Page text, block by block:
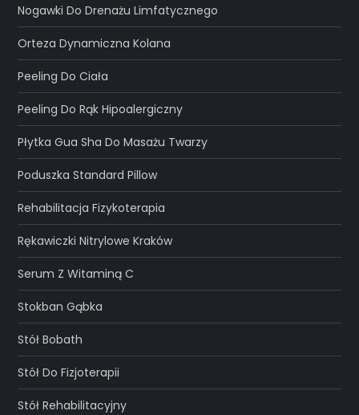
Nogawki Do Drenażu Limfatycznego
Orteza Dynamiczna Kolana
Peeling Do Ciała
Peeling Do Rąk Hipoalergiczny
Płytka Gua Sha Do Masażu Twarzy
Poduszka Standard Pillow
Rehabilitacja Fizykoterapia
Rękawiczki Nitrylowe Kraków
Serum Z Witaminą C
Stokban Gąbka
Stół Bobath
Stół Do Fizjoterapii
Stół Rehabilitacyjny